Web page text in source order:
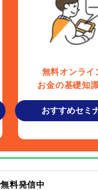
無料オンライ
お金の基礎知
おすすめセミ
料発信中